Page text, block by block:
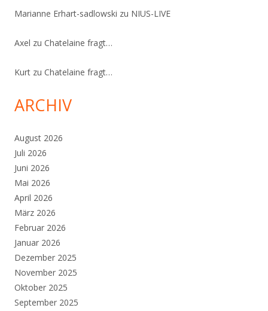
Marianne Erhart-sadlowski zu NIUS-LIVE
Axel zu Chatelaine fragt…
Kurt zu Chatelaine fragt…
ARCHIV
August 2026
Juli 2026
Juni 2026
Mai 2026
April 2026
März 2026
Februar 2026
Januar 2026
Dezember 2025
November 2025
Oktober 2025
September 2025